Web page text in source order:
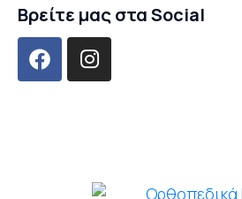
Βρείτε μας στα Social